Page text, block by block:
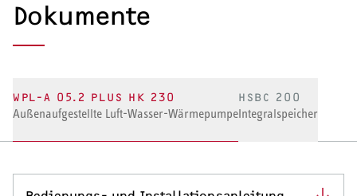
Serviceleistungen
Dokumente
WPL-A 05.2 PLUS HK 230
Außenaufgestellte Luft-Wasser-Wärmepumpe
HSBC 200
Integralspeicher